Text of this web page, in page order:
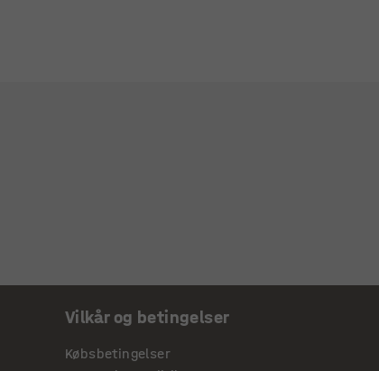
Vilkår og betingelser
Købsbetingelser